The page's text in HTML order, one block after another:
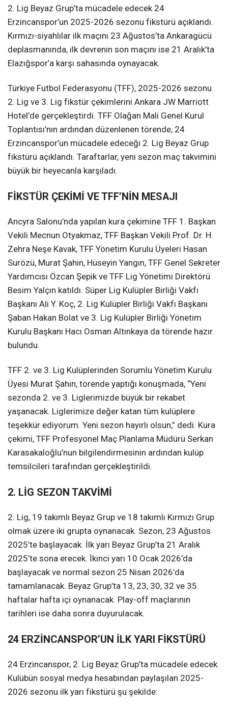
2. Lig Beyaz Grup’ta mücadele edecek 24
Erzincanspor’un 2025-2026 sezonu fikstürü açıklandı.
Kırmızı-siyahlılar ilk maçını 23 Ağustos’ta Ankaragücü
deplasmanında, ilk devrenin son maçını ise 21 Aralık’ta
Elazığspor’a karşı sahasında oynayacak.
Türkiye Futbol Federasyonu (TFF), 2025-2026 sezonu
2. Lig ve 3. Lig fikstür çekimlerini Ankara JW Marriott
Hotel’de gerçekleştirdi. TFF Olağan Mali Genel Kurul
Toplantısı’nın ardından düzenlenen törende, 24
Erzincanspor’un mücadele edeceği 2. Lig Beyaz Grup
fikstürü açıklandı. Taraftarlar, yeni sezon maç takvimini
büyük bir heyecanla karşıladı.
FİKSTÜR ÇEKİMİ VE TFF’NİN MESAJI
Ancyra Salonu’nda yapılan kura çekimine TFF 1. Başkan
Vekili Mecnun Otyakmaz, TFF Başkan Vekili Prof. Dr. H.
Zehra Neşe Kavak, TFF Yönetim Kurulu Üyeleri Hasan
Surözü, Murat Şahin, Hüseyin Yangın, TFF Genel Sekreter
Yardımcısı Özcan Şepik ve TFF Lig Yönetimi Direktörü
Besim Yalçın katıldı. Süper Lig Kulüpler Birliği Vakfı
Başkanı Ali Y. Koç, 2. Lig Kulüpler Birliği Vakfı Başkanı
Şaban Hakan Bolat ve 3. Lig Kulüpler Birliği Yönetim
Kurulu Başkanı Hacı Osman Altınkaya da törende hazır
bulundu.
TFF 2. ve 3. Lig Kulüplerinden Sorumlu Yönetim Kurulu
Üyesi Murat Şahin, törende yaptığı konuşmada, “Yeni
sezonda 2. ve 3. Liglerimizde büyük bir rekabet
yaşanacak. Liglerimize değer katan tüm kulüplere
teşekkür ediyorum. Yeni sezon hayırlı olsun,” dedi. Kura
çekimi, TFF Profesyonel Maç Planlama Müdürü Serkan
Karasakaloğlu’nun bilgilendirmesinin ardından kulüp
temsilcileri tarafından gerçekleştirildi.
2. LİG SEZON TAKVİMİ
2. Lig, 19 takımlı Beyaz Grup ve 18 takımlı Kırmızı Grup
olmak üzere iki grupta oynanacak. Sezon, 23 Ağustos
2025’te başlayacak. İlk yarı Beyaz Grup’ta 21 Aralık
2025’te sona erecek. İkinci yarı 10 Ocak 2026’da
başlayacak ve normal sezon 25 Nisan 2026’da
tamamlanacak. Beyaz Grup’ta 13, 23, 30, 32 ve 35.
haftalar hafta içi oynanacak. Play-off maçlarının
tarihleri ise daha sonra duyurulacak.
24 ERZİNCANSPOR’UN İLK YARI FİKSTÜRÜ
24 Erzincanspor, 2. Lig Beyaz Grup’ta mücadele edecek.
Kulübün sosyal medya hesabından paylaşılan 2025-
2026 sezonu ilk yarı fikstürü şu şekilde: